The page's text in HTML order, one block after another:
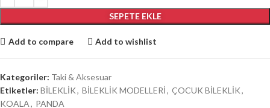
SEPETE EKLE
Add to compare Add to wishlist
Kategoriler: Taki & Aksesuar
Etiketler: BİLEKLİK, BİLEKLİK MODELLERİ, ÇOCUK BİLEKLİK,
KOALA, PANDA